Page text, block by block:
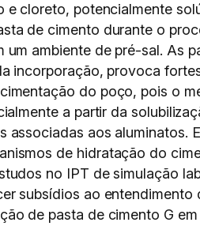
e cloreto, potencialmente
de cimento durante o
um ambiente de pré-sal. As
incorporação, provoca
do poço, pois o
a partir da
associadas aos
de hidratação do
no IPT de simulação
subsídios ao
de pasta de cimento G